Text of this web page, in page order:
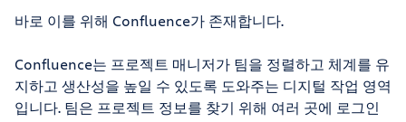
바로 이를 위해 Confluence가 존재합니다.
Confluence는 프로젝트 매니저가 팀을 정렬하고 체계를 유
지하고 생산성을 높일 수 있도록 도와주는 디지털 작업 영역
입니다. 팀은 프로젝트 정보를 찾기 위해 여러 곳에 로그인